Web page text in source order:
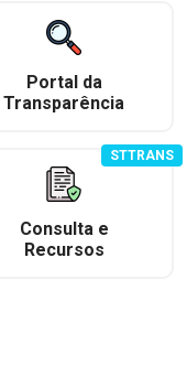
Portal da
Transparência
Consulta e
Recursos
STTRANS